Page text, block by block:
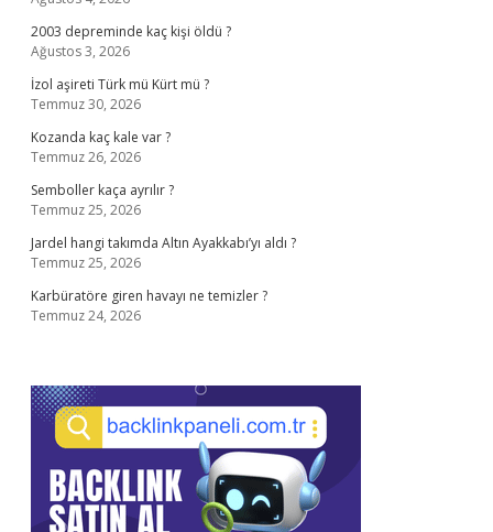
2003 depreminde kaç kişi öldü ?
Ağustos 3, 2026
İzol aşireti Türk mü Kürt mü ?
Temmuz 30, 2026
Kozanda kaç kale var ?
Temmuz 26, 2026
Semboller kaça ayrılır ?
Temmuz 25, 2026
Jardel hangi takımda Altın Ayakkabı’yı aldı ?
Temmuz 25, 2026
Karbüratöre giren havayı ne temizler ?
Temmuz 24, 2026